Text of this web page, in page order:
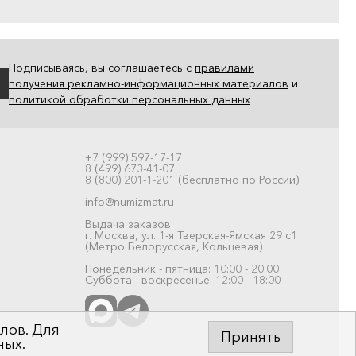
Подписываясь, вы соглашаетесь с правилами
получения рекламно-информационных материалов и
политикой обработки персональных данных
+7 (999) 597-17-17
8 (499) 673-41-07
8 (800) 201-1-201 (бесплатно по России)
info@numizmat.ru
Выдача заказов:
г. Москва, ул. 1-я Тверская-Ямская 29 с1
(Метро Белорусская, Кольцевая)
Понедельник - пятница: 10:00 - 20:00
Суббота - воскресенье: 12:00 - 18:00
Для
. Принять